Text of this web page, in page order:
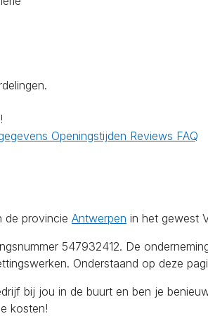
Openingstijden Reviews FAQ
de provincie Antwerpen in het gewest
547932412. De
Onderstaand op deze
bij jou in de buurt en ben je
kosten!